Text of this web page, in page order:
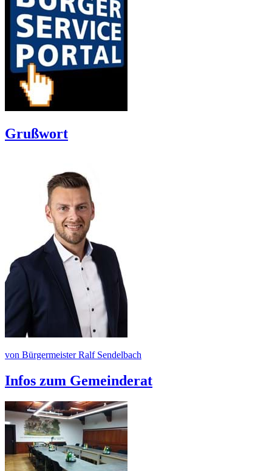
Grußwort
von Bürgermeister Ralf Sendelbach
Infos zum Gemeinderat